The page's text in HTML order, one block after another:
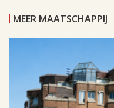
MEER MAATSCHAPPIJ